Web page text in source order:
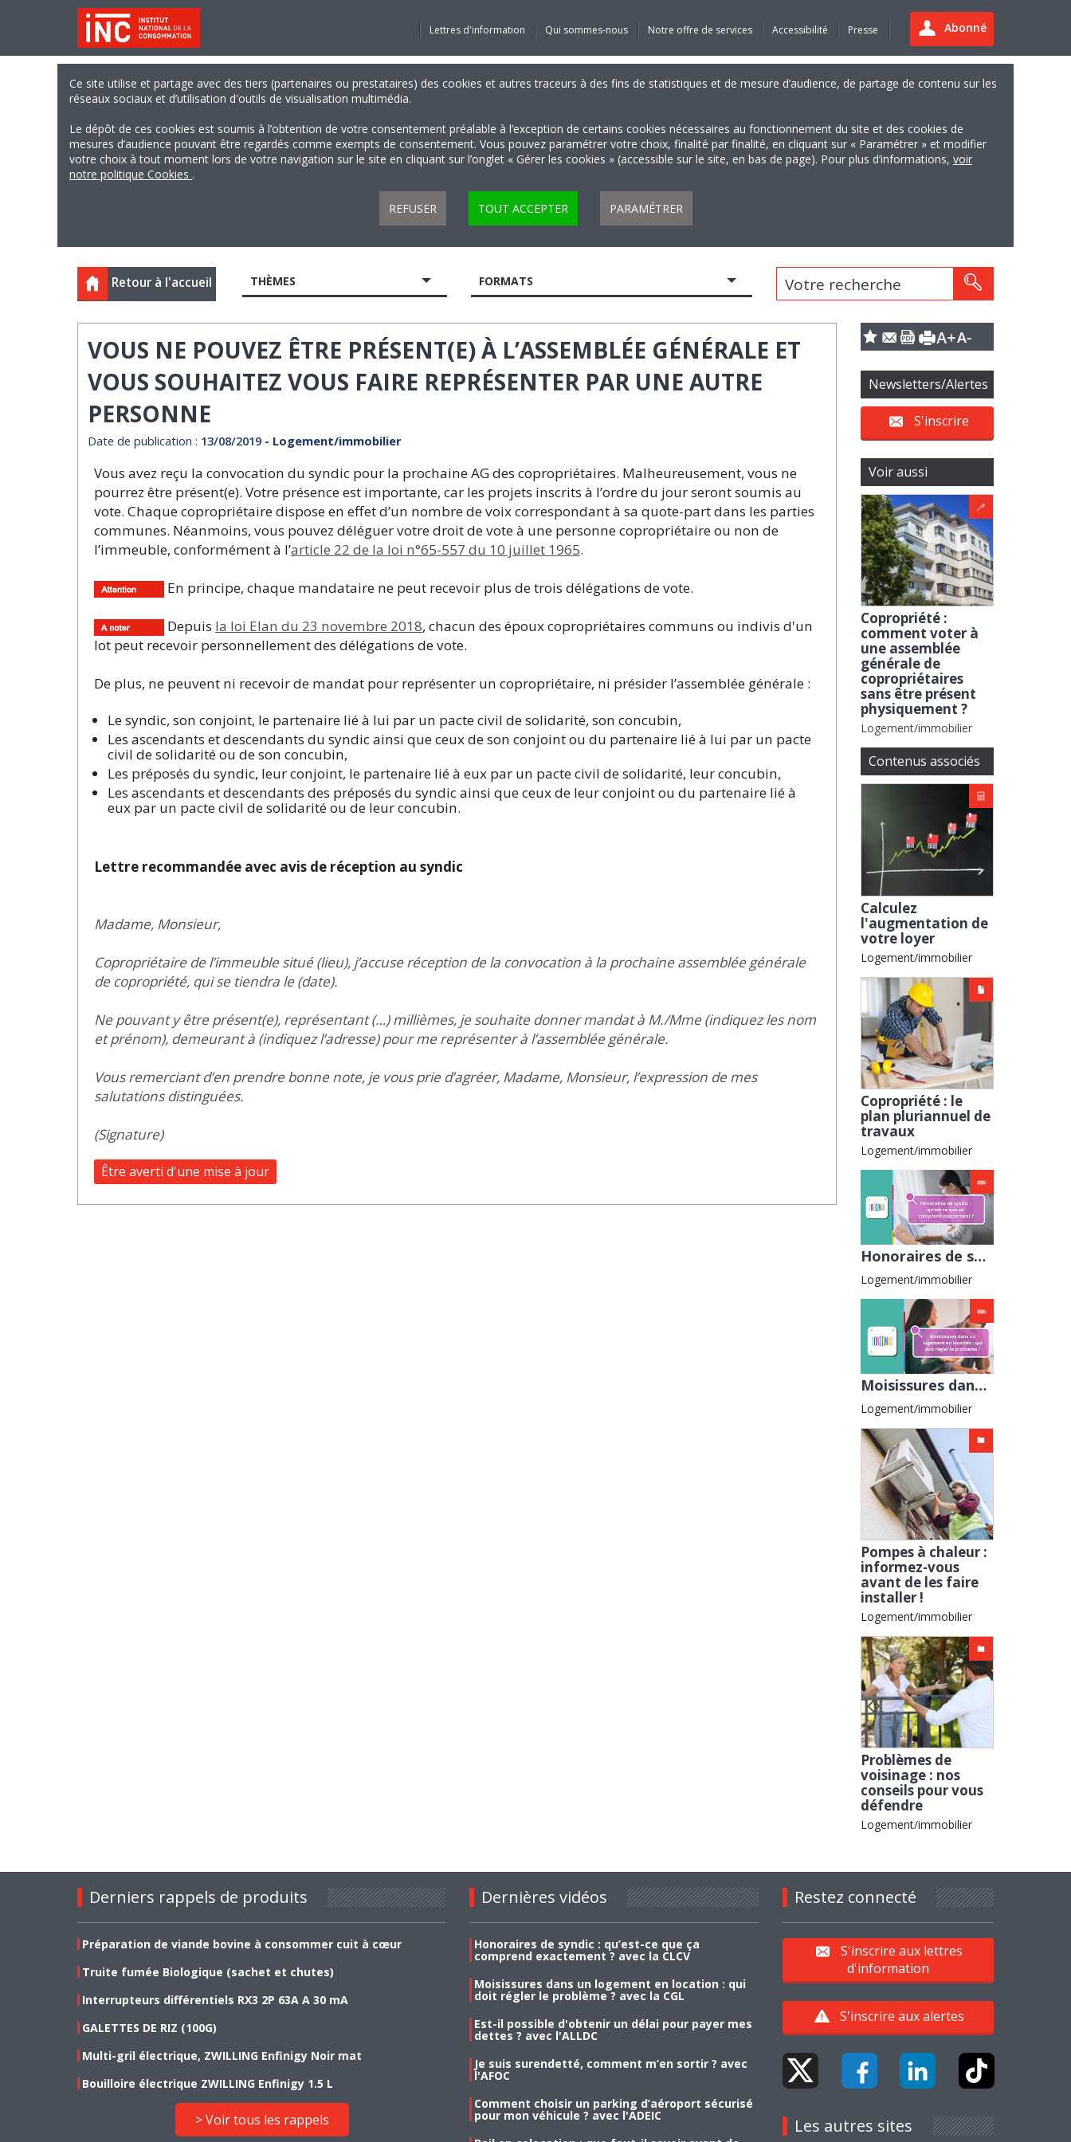
Abonné
Lettres d'information Qui sommes-nous Notre offre de services Accessibilité Presse
Ce site utilise et partage avec des tiers (partenaires ou prestataires) des cookies et autres traceurs à des fins de statistiques et de mesure d’audience, de partage de contenu sur les
réseaux sociaux et d’utilisation d'outils de visualisation multimédia.
Le dépôt de ces cookies est soumis à l’obtention de votre consentement préalable à l’exception de certains cookies nécessaires au fonctionnement du site et des cookies de
mesures d’audience pouvant être regardés comme exempts de consentement. Vous pouvez paramétrer votre choix, finalité par finalité, en cliquant sur « Paramétrer » et modifier
votre choix à tout moment lors de votre navigation sur le site en cliquant sur l’onglet « Gérer les cookies » (accessible sur le site, en bas de page). Pour plus d’informations, voir
notre politique Cookies .
REFUSER TOUT ACCEPTER PARAMÉTRER
Retour à l'accueil THÈMES FORMATS Votre recherche
VOUS NE POUVEZ ÊTRE PRÉSENT(E) À L’ASSEMBLÉE GÉNÉRALE ET
VOUS SOUHAITEZ VOUS FAIRE REPRÉSENTER PAR UNE AUTRE
PERSONNE
Date de publication : 13/08/2019 - Logement/immobilier
Vous avez reçu la convocation du syndic pour la prochaine AG des copropriétaires. Malheureusement, vous ne
pourrez être présent(e). Votre présence est importante, car les projets inscrits à l’ordre du jour seront soumis au
vote. Chaque copropriétaire dispose en effet d’un nombre de voix correspondant à sa quote-part dans les parties
communes. Néanmoins, vous pouvez déléguer votre droit de vote à une personne copropriétaire ou non de
l’immeuble, conformément à l’article 22 de la loi n°65-557 du 10 juillet 1965.
En principe, chaque mandataire ne peut recevoir plus de trois délégations de vote.
Depuis la loi Elan du 23 novembre 2018, chacun des époux copropriétaires communs ou indivis d'un
lot peut recevoir personnellement des délégations de vote.
De plus, ne peuvent ni recevoir de mandat pour représenter un copropriétaire, ni présider l’assemblée générale :
Le syndic, son conjoint, le partenaire lié à lui par un pacte civil de solidarité, son concubin,
Les ascendants et descendants du syndic ainsi que ceux de son conjoint ou du partenaire lié à lui par un pacte
civil de solidarité ou de son concubin,
Les préposés du syndic, leur conjoint, le partenaire lié à eux par un pacte civil de solidarité, leur concubin,
Les ascendants et descendants des préposés du syndic ainsi que ceux de leur conjoint ou du partenaire lié à
eux par un pacte civil de solidarité ou de leur concubin.
Lettre recommandée avec avis de réception au syndic
Madame, Monsieur,
Copropriétaire de l’immeuble situé (lieu), j’accuse réception de la convocation à la prochaine assemblée générale
de copropriété, qui se tiendra le (date).
Ne pouvant y être présent(e), représentant (…) millièmes, je souhaite donner mandat à M./Mme (indiquez les nom
et prénom), demeurant à (indiquez l’adresse) pour me représenter à l’assemblée générale.
Vous remerciant d’en prendre bonne note, je vous prie d’agréer, Madame, Monsieur, l’expression de mes
salutations distinguées.
(Signature)
Être averti d'une mise à jour
Newsletters/Alertes
S'inscrire
Voir aussi
Copropriété :
comment voter à
une assemblée
générale de
copropriétaires
sans être présent
physiquement ?
Logement/immobilier
Contenus associés
Calculez
l'augmentation de
votre loyer
Logement/immobilier
Copropriété : le
plan pluriannuel de
travaux
Logement/immobilier
Honoraires de syndic : qu’est-ce que ça comprend exactement ? avec la CLCV
Logement/immobilier
Moisissures dans un logement en location : qui doit régler le problème ? avec la CGL
Logement/immobilier
Pompes à chaleur :
informez-vous
avant de les faire
installer !
Logement/immobilier
Problèmes de
voisinage : nos
conseils pour vous
défendre
Logement/immobilier
Derniers rappels de produits
Préparation de viande bovine à consommer cuit à cœur
Truite fumée Biologique (sachet et chutes)
Interrupteurs différentiels RX3 2P 63A A 30 mA
GALETTES DE RIZ (100G)
Multi-gril électrique, ZWILLING Enfinigy Noir mat
Bouilloire électrique ZWILLING Enfinigy 1.5 L
> Voir tous les rappels
Dernières vidéos
Honoraires de syndic : qu’est-ce que ça
comprend exactement ? avec la CLCV
Moisissures dans un logement en location : qui
doit régler le problème ? avec la CGL
Est-il possible d'obtenir un délai pour payer mes
dettes ? avec l'ALLDC
Je suis surendetté, comment m’en sortir ? avec
l'AFOC
Comment choisir un parking d’aéroport sécurisé
pour mon véhicule ? avec l'ADEIC
Restez connecté
S'inscrire aux lettres
d'information
S'inscrire aux alertes
Les autres sites